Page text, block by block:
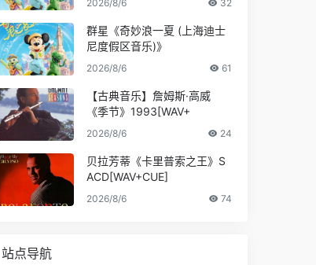
2026/8/6 32
群星《奇妙浪一夏 (上海迪士
尼度假区音乐)》
2026/8/6 61
【古典音乐】詹姆斯·高威
《季节》1993[WAV+
2026/8/6 24
贝拉芳蒂《卡里普索之王》S
ACD[WAV+CUE]
2026/8/6 74
站点导航